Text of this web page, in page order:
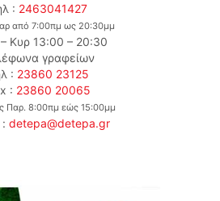
: 2463041427
από 7:00πμ ως 20:30μμ
Κυρ 13:00 – 20:30
γραφείων
: 23860 23125
: 23860 20065
Παρ. 8:00πμ εώς 15:00μμ
:detepa@detepa.gr